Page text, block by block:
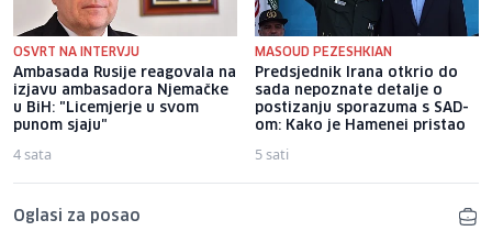
OSVRT NA INTERVJU
Ambasada Rusije reagovala na
izjavu ambasadora Njemačke
u BiH: "Licemjerje u svom
punom sjaju"
4 sata
MASOUD PEZESHKIAN
Predsjednik Irana otkrio do
sada nepoznate detalje o
postizanju sporazuma s SAD-
om: Kako je Hamenei pristao
5 sati
Oglasi za posao